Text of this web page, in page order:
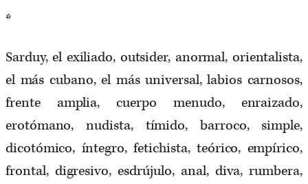
*
Sarduy, el exiliado, outsider, anormal, orientalista,
el más cubano, el más universal, labios carnosos,
frente amplia, cuerpo menudo, enraizado,
erotómano, nudista, tímido, barroco, simple,
dicotómico, íntegro, fetichista, teórico, empírico,
frontal, digresivo, esdrújulo, anal, diva, rumbera,